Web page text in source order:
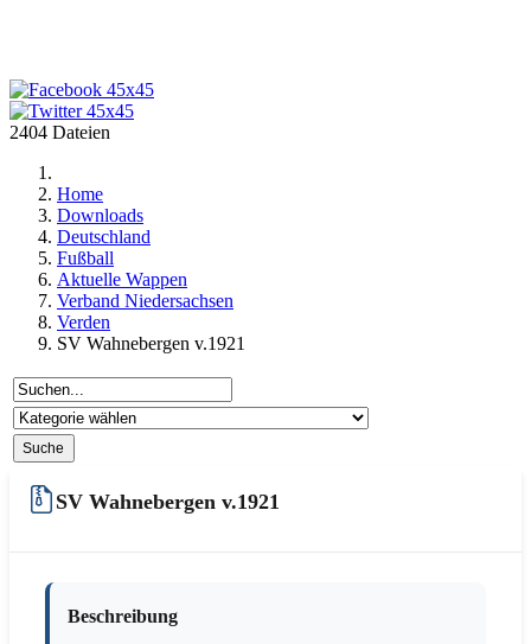
2404 Dateien
Home
Downloads
Deutschland
Fußball
Aktuelle Wappen
Verband Niedersachsen
Verden
SV Wahnebergen v.1921
SV Wahnebergen v.1921
Beschreibung